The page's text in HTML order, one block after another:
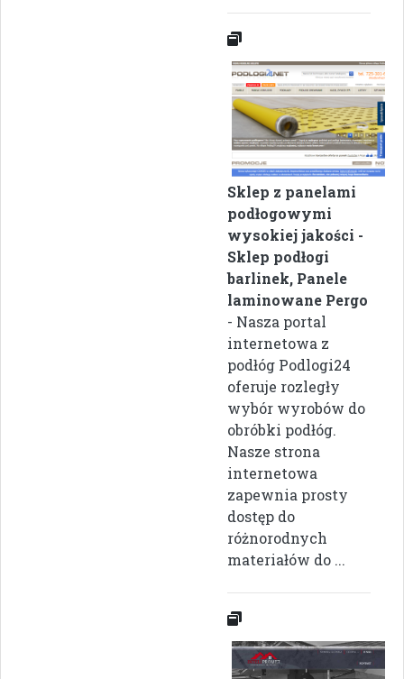
Sklep z panelami
podłogowymi
wysokiej jakości -
Sklep podłogi
barlinek, Panele
laminowane Pergo
- Nasza portal
internetowa z
podłóg Podlogi24
oferuje rozległy
wybór wyrobów do
obróbki podłóg.
Nasze strona
internetowa
zapewnia prosty
dostęp do
różnorodnych
materiałów do ...